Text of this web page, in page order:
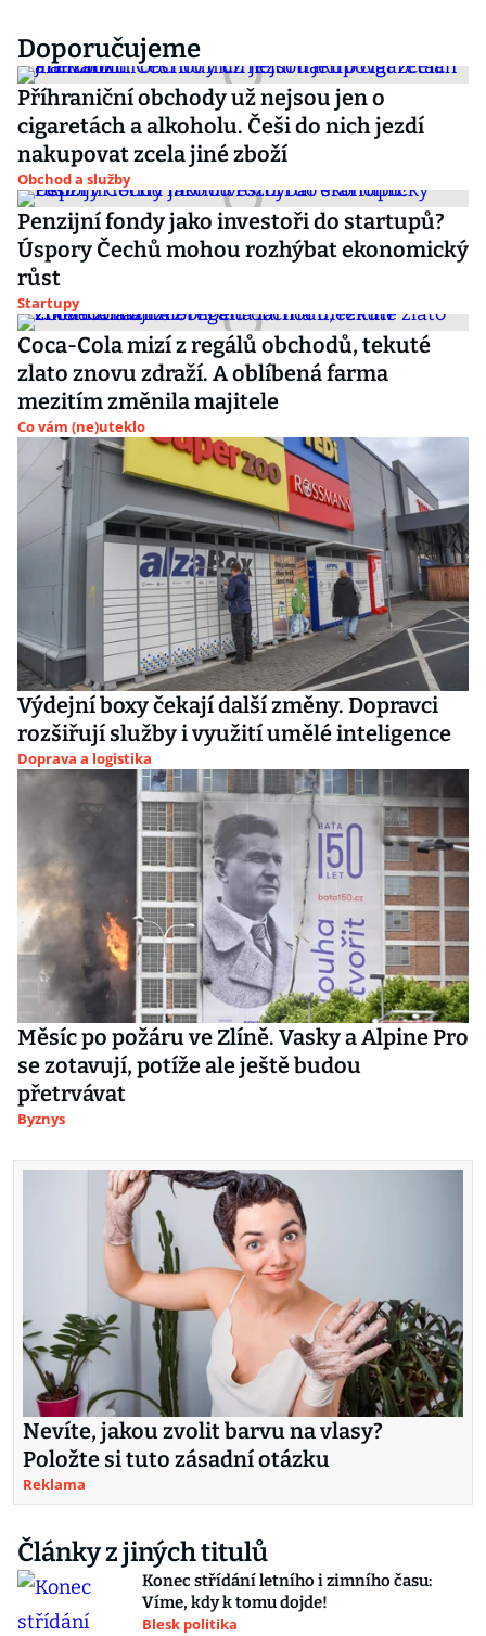
Doporučujeme
Příhraniční obchody už nejsou jen o
cigaretách a alkoholu. Češi do nich jezdí
nakupovat zcela jiné zboží
Obchod a služby
Penzijní fondy jako investoři do startupů?
Úspory Čechů mohou rozhýbat ekonomický
růst
Startupy
Coca-Cola mizí z regálů obchodů, tekuté
zlato znovu zdraží. A oblíbená farma
mezitím změnila majitele
Co vám (ne)uteklo
Výdejní boxy čekají další změny. Dopravci
rozšiřují služby i využití umělé inteligence
Doprava a logistika
Měsíc po požáru ve Zlíně. Vasky a Alpine Pro
se zotavují, potíže ale ještě budou
přetrvávat
Byznys
Nevíte, jakou zvolit barvu na vlasy?
Položte si tuto zásadní otázku
Reklama
Články z jiných titulů
Konec střídání letního i zimního času:
Víme, kdy k tomu dojde!
Blesk politika